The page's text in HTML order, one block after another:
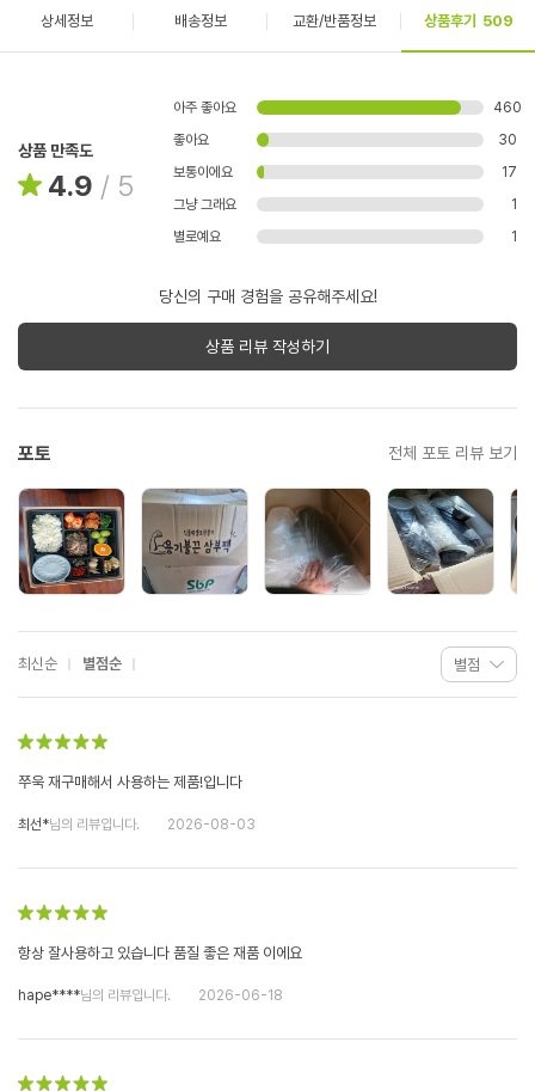
상세정보 배송정보 교환/반품정보 상품후기 509
상품 만족도
4.9 / 5
아주 좋아요
460
좋아요
30
보통이에요
17
그냥 그래요
1
별로예요
1
당신의 구매 경험을 공유해주세요!
상품 리뷰 작성하기
포토 전체 포토 리뷰 보기
최신순 별점순
쭈욱 재구매해서 사용하는 제품!입니다
최선*님의 리뷰입니다. 2026-08-03
항상 잘사용하고 있습니다 품질 좋은 재품 이에요
hape****님의 리뷰입니다. 2026-06-18